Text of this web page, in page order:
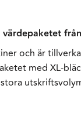
och är
med XL-